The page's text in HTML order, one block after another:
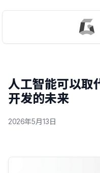
人工智能可以取
开发的未来
2026年5月13日